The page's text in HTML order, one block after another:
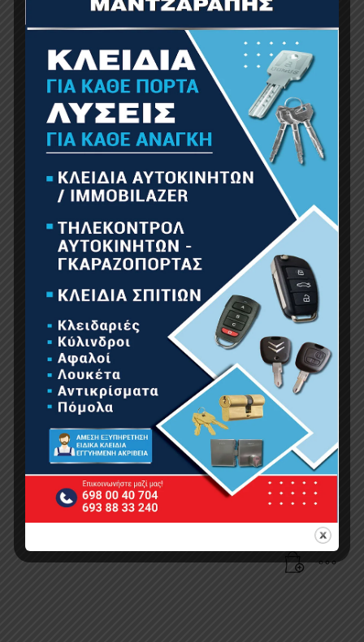
20.64€
ΒΕΡΜΟΥΔΑ ΜΕ ΤΣΕΠΕΣ S/48, 260g/m2
20.64€